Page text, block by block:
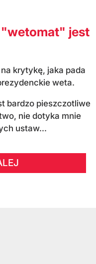
jest
krytykę, jaka pada
weta.
bardzo pieszczotliwe
nie dotyka mnie
ustaw...